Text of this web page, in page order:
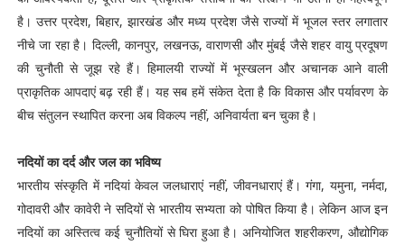
है। उत्तर प्रदेश, बिहार, झारखंड और मध्य प्रदेश जैसे राज्यों में भूजल स्तर लगातार
नीचे जा रहा है। दिल्ली, कानपुर, लखनऊ, वाराणसी और मुंबई जैसे शहर वायु प्रदूषण
की चुनौती से जूझ रहे हैं। हिमालयी राज्यों में भूस्खलन और अचानक आने वाली
प्राकृतिक आपदाएं बढ़ रही हैं। यह सब हमें संकेत देता है कि विकास और पर्यावरण के
बीच संतुलन स्थापित करना अब विकल्प नहीं, अनिवार्यता बन चुका है।
नदियों का दर्द और जल का भविष्य
भारतीय संस्कृति में नदियां केवल जलधाराएं नहीं, जीवनधाराएं हैं। गंगा, यमुना, नर्मदा,
गोदावरी और कावेरी ने सदियों से भारतीय सभ्यता को पोषित किया है। लेकिन आज इन
नदियों का अस्तित्व कई चुनौतियों से घिरा हुआ है। अनियोजित शहरीकरण, औद्योगिक